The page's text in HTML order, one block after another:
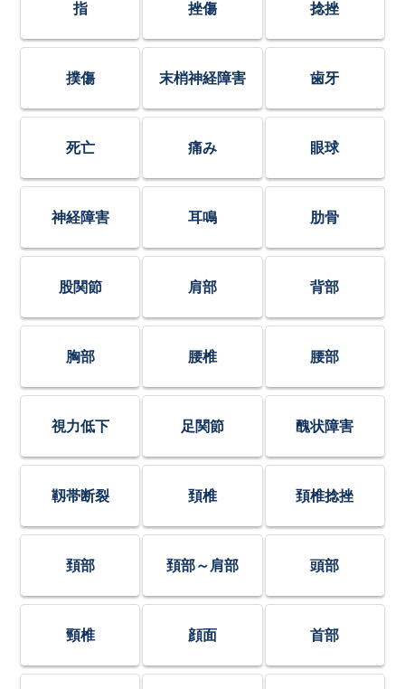
指 挫傷 捻挫
撲傷 末梢神経障害 歯牙
死亡 痛み 眼球
神経障害 耳鳴 肋骨
股関節 肩部 背部
胸部 腰椎 腰部
視力低下 足関節 醜状障害
靱帯断裂 頚椎 頚椎捻挫
頚部 頚部～肩部 頭部
頸椎 顔面 首部